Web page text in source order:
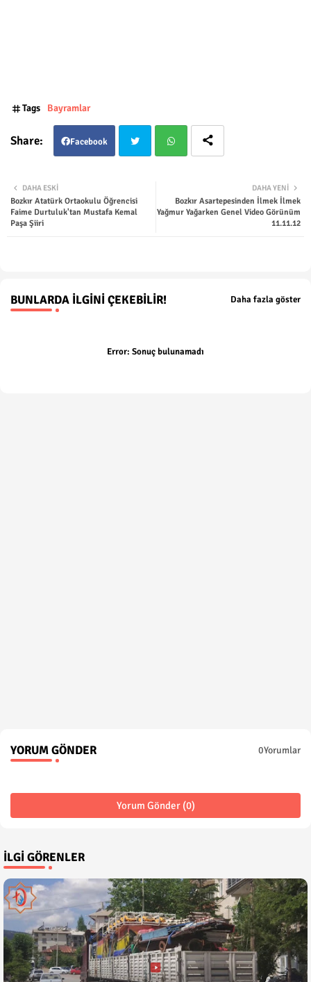
Tags Bayramlar
Facebook
ter tsap
DAHA YENI
Bozkır Asartepesinden İlmek İlmek
Yağmur Yağarken Genel Video Görünüm
11.11.12
DAHA ESKI
Bozkır Atatürk Ortaokulu Öğrencisi
Faime Durtuluk'tan Mustafa Kemal
Paşa Şiiri
BUNLARDA İLGINI ÇEKEBILIR! Daha fazla göster
Error: Sonuç bulunamadı
YORUM GÖNDER 0Yorumlar
Yorum Gönder (0)
İLGI GÖRENLER